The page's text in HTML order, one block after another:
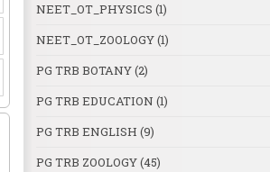
NEET_OT_PHYSICS (1)
NEET_OT_ZOOLOGY(1)
PG TRB BOTANY(2)
PG TRB EDUCATION (1)
PG TRB ENGLISH (9)
PG TRB ZOOLOGY(45)